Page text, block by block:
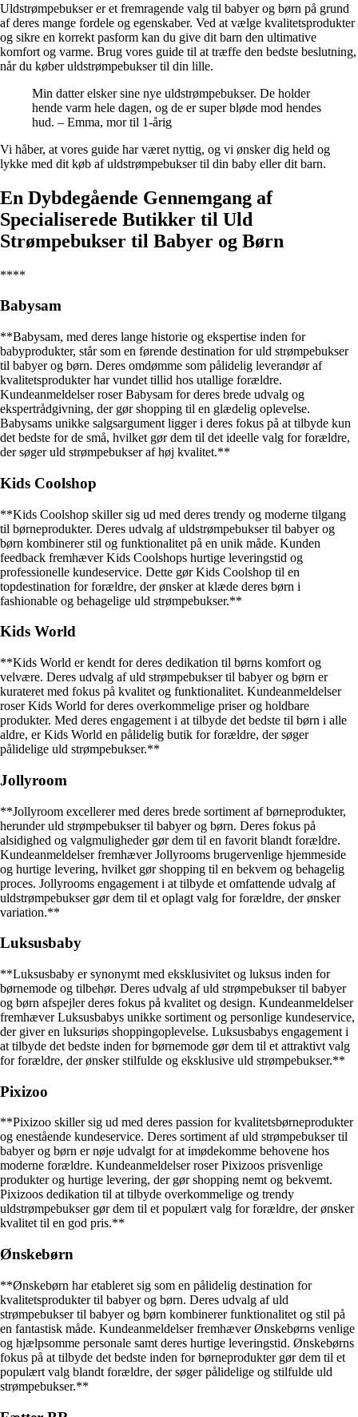
Uldstrømpebukser er et fremragende valg til babyer og børn på grund
af deres mange fordele og egenskaber. Ved at vælge kvalitetsprodukter
og sikre en korrekt pasform kan du give dit barn den ultimative
komfort og varme. Brug vores guide til at træffe den bedste beslutning,
når du køber uldstrømpebukser til din lille.
Min datter elsker sine nye uldstrømpebukser. De holder
hende varm hele dagen, og de er super bløde mod hendes
hud. – Emma, mor til 1-årig
Vi håber, at vores guide har været nyttig, og vi ønsker dig held og
lykke med dit køb af uldstrømpebukser til din baby eller dit barn.
En Dybdegående Gennemgang af
Specialiserede Butikker til Uld
Strømpebukser til Babyer og Børn
****
Babysam
**Babysam, med deres lange historie og ekspertise inden for
babyprodukter, står som en førende destination for uld strømpebukser
til babyer og børn. Deres omdømme som pålidelig leverandør af
kvalitetsprodukter har vundet tillid hos utallige forældre.
Kundeanmeldelser roser Babysam for deres brede udvalg og
ekspertrådgivning, der gør shopping til en glædelig oplevelse.
Babysams unikke salgsargument ligger i deres fokus på at tilbyde kun
det bedste for de små, hvilket gør dem til det ideelle valg for forældre,
der søger uld strømpebukser af høj kvalitet.**
Kids Coolshop
**Kids Coolshop skiller sig ud med deres trendy og moderne tilgang
til børneprodukter. Deres udvalg af uldstrømpebukser til babyer og
børn kombinerer stil og funktionalitet på en unik måde. Kunden
feedback fremhæver Kids Coolshops hurtige leveringstid og
professionelle kundeservice. Dette gør Kids Coolshop til en
topdestination for forældre, der ønsker at klæde deres børn i
fashionable og behagelige uld strømpebukser.**
Kids World
**Kids World er kendt for deres dedikation til børns komfort og
velvære. Deres udvalg af uld strømpebukser til babyer og børn er
kurateret med fokus på kvalitet og funktionalitet. Kundeanmeldelser
roser Kids World for deres overkommelige priser og holdbare
produkter. Med deres engagement i at tilbyde det bedste til børn i alle
aldre, er Kids World en pålidelig butik for forældre, der søger
pålidelige uld strømpebukser.**
Jollyroom
**Jollyroom excellerer med deres brede sortiment af børneprodukter,
herunder uld strømpebukser til babyer og børn. Deres fokus på
alsidighed og valgmuligheder gør dem til en favorit blandt forældre.
Kundeanmeldelser fremhæver Jollyrooms brugervenlige hjemmeside
og hurtige levering, hvilket gør shopping til en bekvem og behagelig
proces. Jollyrooms engagement i at tilbyde et omfattende udvalg af
uldstrømpebukser gør dem til et oplagt valg for forældre, der ønsker
variation.**
Luksusbaby
**Luksusbaby er synonymt med eksklusivitet og luksus inden for
børnemode og tilbehør. Deres udvalg af uld strømpebukser til babyer
og børn afspejler deres fokus på kvalitet og design. Kundeanmeldelser
fremhæver Luksusbabys unikke sortiment og personlige kundeservice,
der giver en luksuriøs shoppingoplevelse. Luksusbabys engagement i
at tilbyde det bedste inden for børnemode gør dem til et attraktivt valg
for forældre, der ønsker stilfulde og eksklusive uld strømpebukser.**
Pixizoo
**Pixizoo skiller sig ud med deres passion for kvalitetsbørneprodukter
og enestående kundeservice. Deres sortiment af uld strømpebukser til
babyer og børn er nøje udvalgt for at imødekomme behovene hos
moderne forældre. Kundeanmeldelser roser Pixizoos prisvenlige
produkter og hurtige levering, der gør shopping nemt og bekvemt.
Pixizoos dedikation til at tilbyde overkommelige og trendy
uldstrømpebukser gør dem til et populært valg for forældre, der ønsker
kvalitet til en god pris.**
Ønskebørn
**Ønskebørn har etableret sig som en pålidelig destination for
kvalitetsprodukter til babyer og børn. Deres udvalg af uld
strømpebukser til babyer og børn kombinerer funktionalitet og stil på
en fantastisk måde. Kundeanmeldelser fremhæver Ønskebørns venlige
og hjælpsomme personale samt deres hurtige leveringstid. Ønskebørns
fokus på at tilbyde det bedste inden for børneprodukter gør dem til et
populært valg blandt forældre, der søger pålidelige og stilfulde uld
strømpebukser.**